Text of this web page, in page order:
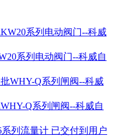
系列电动阀门--科威自
Q系列闸阀--科威自
已交付到用户